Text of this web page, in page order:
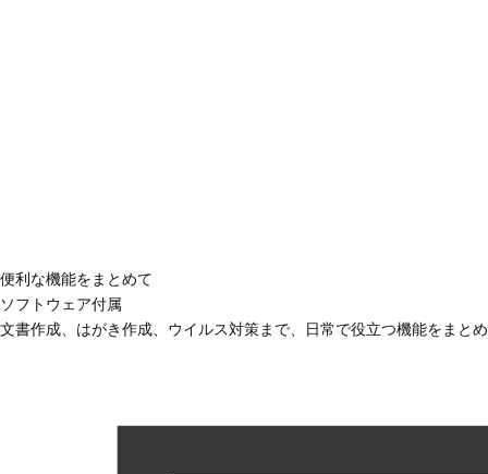
便利な機能をまとめて
ソフトウェア付属
文書作成、はがき作成、ウイルス対策まで、日常で役立つ機能をまと